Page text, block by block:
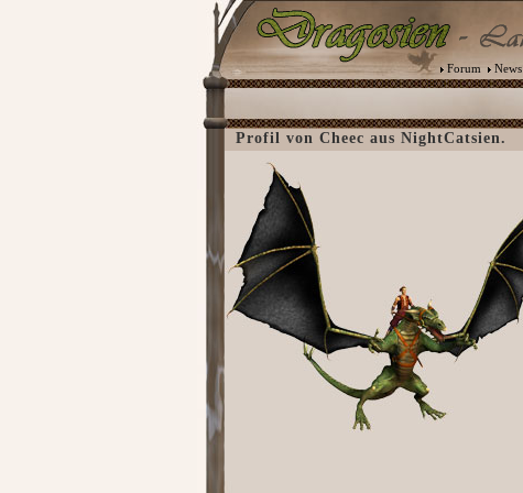
Forum News
Profil von Cheec aus NightCatsien.